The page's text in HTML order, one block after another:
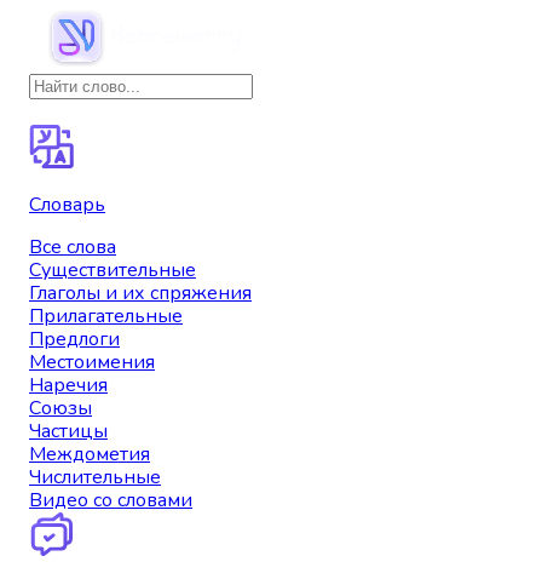
Словарь
Все слова
Существительные
Глаголы и их спряжения
Прилагательные
Предлоги
Местоимения
Наречия
Союзы
Частицы
Междометия
Числительные
Видео со словами